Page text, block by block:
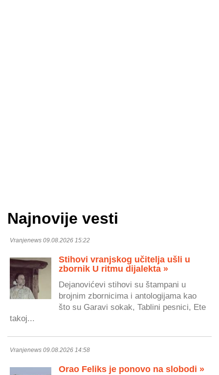
Najnovije vesti
Vranjenews 09.08.2026 15:22
Stihovi vranjskog učitelja ušli u
zbornik U ritmu dijalekta »
Dejanovićevi stihovi su štampani u
brojnim zbornicima i antologijama kao
što su Garavi sokak, Tablini pesnici, Ete
takoj...
Vranjenews 09.08.2026 14:58
Orao Feliks je ponovo na slobodi »